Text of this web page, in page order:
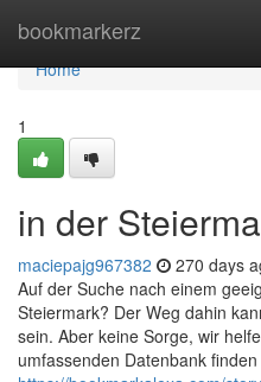
bookmarkerz
Home
Home
1
in der
maciepajg967382 270 days
Auf der Suche nach einem
Steiermark? Der Weg dahin
sein. Aber keine Sorge, wir
umfassenden Datenbank